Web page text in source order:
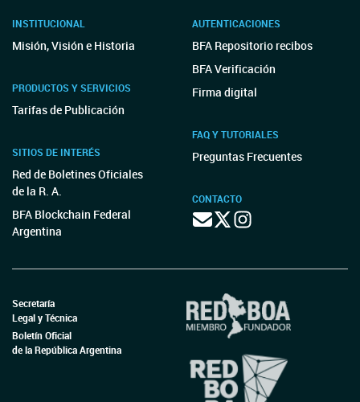
INSTITUCIONAL
Misión, Visión e Historia
PRODUCTOS Y SERVICIOS
Tarifas de Publicación
SITIOS DE INTERÉS
Red de Boletines Oficiales
de la R. A.
BFA Blockchain Federal
Argentina
AUTENTICACIONES
BFA Repositorio recibos
BFA Verificación
Firma digital
FAQ Y TUTORIALES
Preguntas Frecuentes
CONTACTO
Secretaría
Legal y Técnica
Boletín Oficial
de la República Argentina